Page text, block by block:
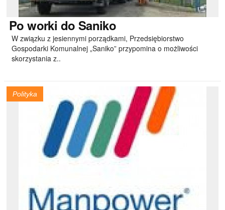
Po worki do Saniko
W związku z jesiennymi porządkami, Przedsiębiorstwo
Gospodarki Komunalnej „Saniko” przypomina o możliwości
skorzystania z..
Polityka